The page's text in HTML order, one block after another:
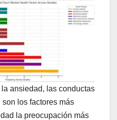
ansiedad, las conductas
los factores más
la preocupación más